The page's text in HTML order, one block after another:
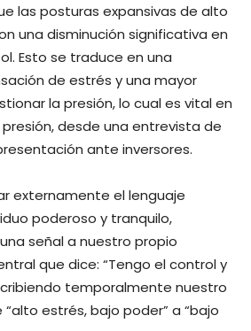
las posturas expansivas de alto
una disminución significativa en
Esto se traduce en una
de estrés y una mayor
la presión, lo cual es vital en
desde una entrevista de
ante inversores.
externamente el lenguaje
poderoso y tranquilo,
señal a nuestro propio
que dice: “Tengo el control y
temporalmente nuestro
estrés, bajo poder” a “bajo